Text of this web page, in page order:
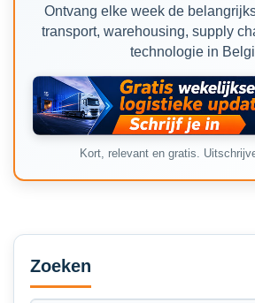
Ontvang elke week de
transport, warehousing, supply
technologie in
Kort, relevant en gratis.
Secondary
Sidebar
Zoeken